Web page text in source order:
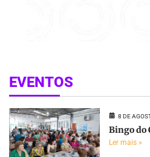
EVENTOS
8 DE
Bingo do
Ler mais »